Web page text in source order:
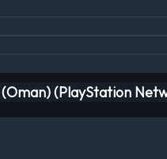
(Oman) (PlayStation